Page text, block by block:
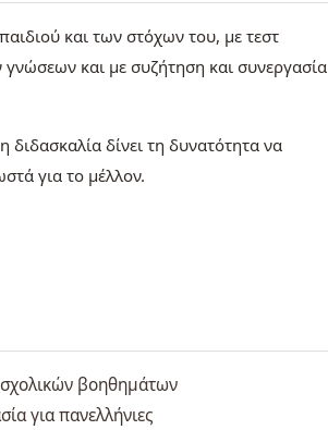
και των στόχων του, με τεστ
γνώσεων και με συζήτηση και συνεργασία
διδασκαλία δίνει τη δυνατότητα να
για το μέλλον.
βοηθημάτων
για πανελλήνιες